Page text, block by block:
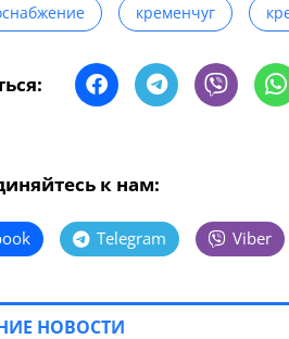
кременчуг
к нам:
Telegram Viber
НОВОСТИ